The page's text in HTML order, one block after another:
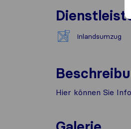
Inlandsumzug
Hier können Sie